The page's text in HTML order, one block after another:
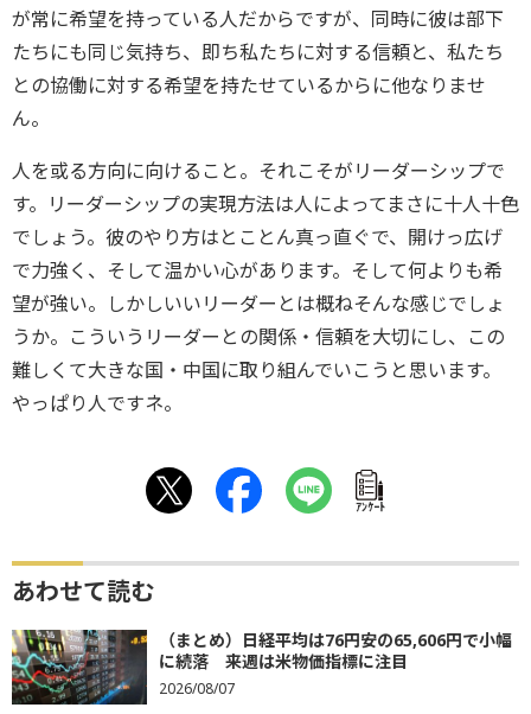
が常に希望を持っている人だからですが、同時に彼は部下
たちにも同じ気持ち、即ち私たちに対する信頼と、私たち
との協働に対する希望を持たせているからに他なりませ
ん。
人を或る方向に向けること。それこそがリーダーシップで
す。リーダーシップの実現方法は人によってまさに十人十色
でしょう。彼のやり方はとことん真っ直ぐで、開けっ広げ
で力強く、そして温かい心があります。そして何よりも希
望が強い。しかしいいリーダーとは概ねそんな感じでしょ
うか。こういうリーダーとの関係・信頼を大切にし、この
難しくて大きな国・中国に取り組んでいこうと思います。
やっぱり人ですネ。
ｱﾝｹｰﾄ
あわせて読む
（まとめ）日経平均は76円安の65,606円で小幅
に続落 来週は米物価指標に注目
2026/08/07